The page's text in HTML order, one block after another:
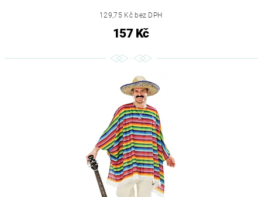
129,75 Kč bez DPH
157 Kč